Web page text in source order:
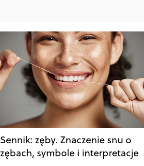
Sennik: zęby. Znaczenie snu o
zębach, symbole i interpretacje